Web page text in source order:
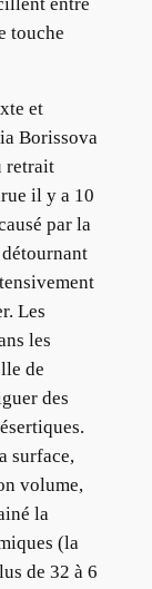
touche
et
Borissova
retrait
il y a 10
par la
Les
les
de
des
surface,
volume,
la
(la
de 32 à 6